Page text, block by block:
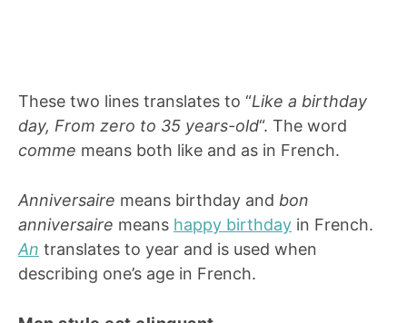
These two lines translates to “Like a birthday
day, From zero to 35 years-old“. The word
comme means both like and as in French.
Anniversaire means birthday and bon
anniversaire means happy birthday in French.
An translates to year and is used when
describing one’s age in French.